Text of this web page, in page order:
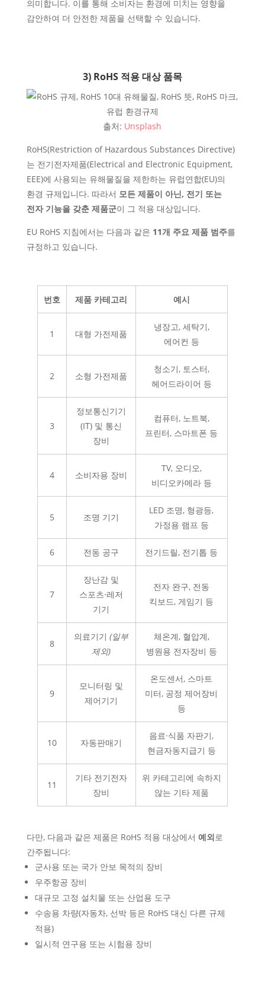
의미합니다. 이를 통해 소비자는 환경에 미치는 영향을
감안하여 더 안전한 제품을 선택할 수 있습니다.
3) RoHS 적용 대상 품목
출처: Unsplash
RoHS(Restriction of Hazardous Substances Directive)
는 전기전자제품(Electrical and Electronic Equipment,
EEE)에 사용되는 유해물질을 제한하는 유럽연합(EU)의
환경 규제입니다. 따라서 모든 제품이 아닌, 전기 또는
전자 기능을 갖춘 제품군이 그 적용 대상입니다.
EU RoHS 지침에서는 다음과 같은 11개 주요 제품 범주를
규정하고 있습니다.
번호 제품 카테고리 예시
1 대형 가전제품
냉장고, 세탁기,
에어컨 등
2 소형 가전제품
청소기, 토스터,
헤어드라이어 등
3
정보통신기기
(IT) 및 통신
장비
컴퓨터, 노트북,
프린터, 스마트폰 등
4 소비자용 장비
TV, 오디오,
비디오카메라 등
5 조명 기기
LED 조명, 형광등,
가정용 램프 등
6 전동 공구 전기드릴, 전기톱 등
7
장난감 및
스포츠·레저
기기
전자 완구, 전동
킥보드, 게임기 등
8
의료기기 (일부
제외)
체온계, 혈압계,
병원용 전자장비 등
9
모니터링 및
제어기기
온도센서, 스마트
미터, 공정 제어장비
등
10 자동판매기
음료·식품 자판기,
현금자동지급기 등
11
기타 전기전자
장비
위 카테고리에 속하지
않는 기타 제품
다만, 다음과 같은 제품은 RoHS 적용 대상에서 예외로
간주됩니다:
군사용 또는 국가 안보 목적의 장비
우주항공 장비
대규모 고정 설치물 또는 산업용 도구
수송용 차량(자동차, 선박 등은 RoHS 대신 다른 규제
적용)
일시적 연구용 또는 시험용 장비